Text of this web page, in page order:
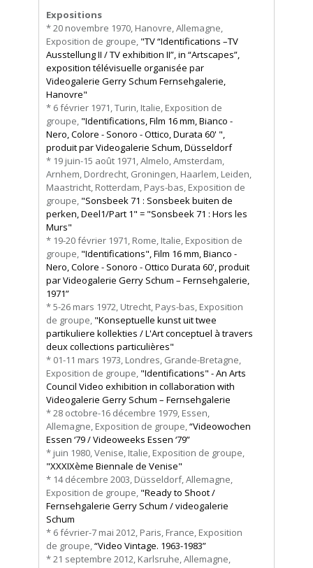
Expositions
* 20 novembre 1970, Hanovre, Allemagne,
Exposition de groupe, "TV “Identifications –TV
Ausstellung II / TV exhibition II”, in “Artscapes”,
exposition télévisuelle organisée par
Videogalerie Gerry Schum Fernsehgalerie,
Hanovre"
* 6 février 1971, Turin, Italie, Exposition de
groupe, "Identifications, Film 16 mm, Bianco -
Nero, Colore - Sonoro - Ottico, Durata 60' ",
produit par Videogalerie Schum, Düsseldorf
* 19 juin-15 août 1971, Almelo, Amsterdam,
Arnhem, Dordrecht, Groningen, Haarlem, Leiden,
Maastricht, Rotterdam, Pays-bas, Exposition de
groupe, "Sonsbeek 71 : Sonsbeek buiten de
perken, Deel1/Part 1" = "Sonsbeek 71 : Hors les
Murs"
* 19-20 février 1971, Rome, Italie, Exposition de
groupe, "Identifications", Film 16 mm, Bianco -
Nero, Colore - Sonoro - Ottico Durata 60', produit
par Videogalerie Gerry Schum – Fernsehgalerie,
1971”
* 5-26 mars 1972, Utrecht, Pays-bas, Exposition
de groupe, "Konseptuelle kunst uit twee
partikuliere kollekties / L'Art conceptuel à travers
deux collections particulières"
* 01-11 mars 1973, Londres, Grande-Bretagne,
Exposition de groupe, "Identifications" -An Arts
Council Video exhibition in collaboration with
Videogalerie Gerry Schum – Fernsehgalerie
* 28 octobre-16 décembre 1979, Essen,
Allemagne, Exposition de groupe,“Videowochen
Essen ‘79 / Videoweeks Essen ‘79”
* juin 1980, Venise, Italie, Exposition de groupe,
"XXXIXème Biennale de Venise"
* 14 décembre 2003, Düsseldorf, Allemagne,
Exposition de groupe, "Ready to Shoot /
Fernsehgalerie Gerry Schum / videogalerie
Schum
* 6 février-7 mai 2012, Paris, France, Exposition
de groupe,“Video Vintage. 1963-1983”
* 21 septembre 2012, Karlsruhe, Allemagne,